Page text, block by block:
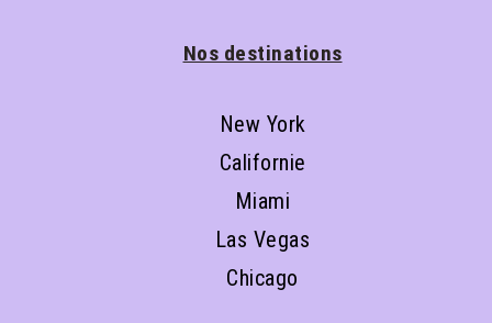
Nos destinations
New York
Californie
Miami
Las Vegas
Chicago